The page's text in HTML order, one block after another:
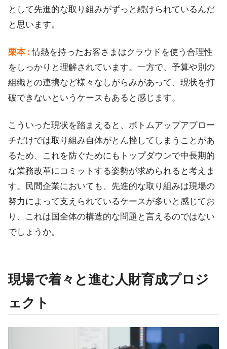
として先進的な取り組みがずっと続けられているんだ
と思います。
栗本 :情熱を持ったお客さまはクラウドを使う合理性
をしっかりと理解されています。一方で、予算や別の
組織との連携など様々なしがらみがあって、現状を打
破できないというケースもあると感じます。
こういった現状を踏まえると、ボトムアップアプロー
チだけでは取り組み自体がとん挫してしまうことがあ
るため、これを防ぐためにもトップダウンで中長期的
な業務改革にコミットする姿勢が求められると考えま
す。民間企業においても、先進的な取り組みは現場の
努力によって支えられているケースが多いと感じてお
り、これは国全体の構造的な問題と言えるのではない
でしょうか。
現場で着々と進む人財育成プロジ
ェクト